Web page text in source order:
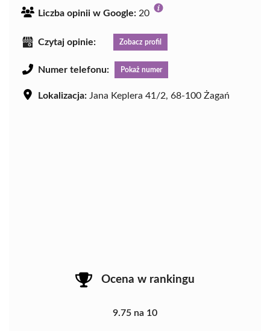
Liczba opinii w Google: 20
Czytaj opinie: Zobacz profil
Numer telefonu: Pokaż numer
Lokalizacja: Jana Keplera 41/2, 68-100 Żagań
Ocena w rankingu
9.75 na 10